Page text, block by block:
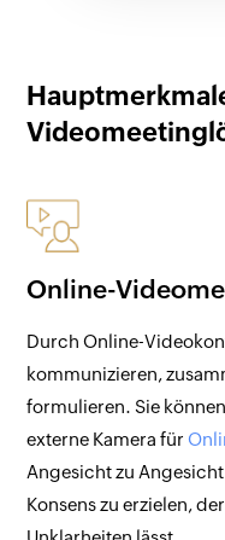
Online-
Durch Online-
kommunizieren,
formulieren. Sie
externe Kamera für
Angesicht zu
Konsens zu erzielen,